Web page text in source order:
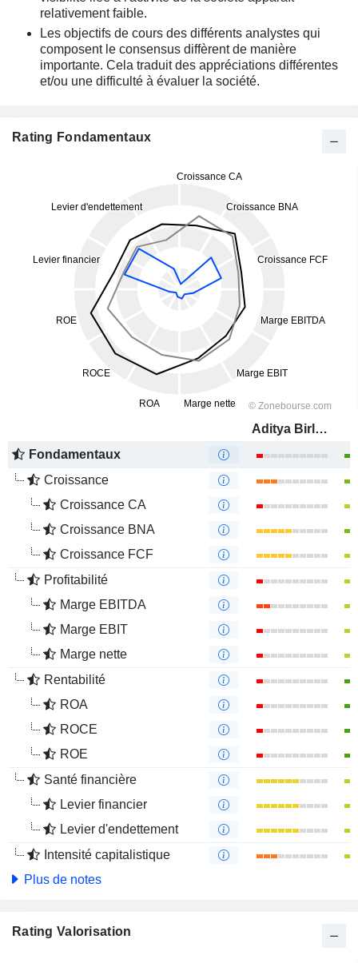
relativement faible.
Les objectifs de cours des différents analystes qui
composent le consensus diffèrent de manière
importante. Cela traduit des appréciations différentes
et/ou une difficulté à évaluer la société.
Rating Fondamentaux
Aditya Birla Fashion and Retail Limited
Fondamentaux
Croissance
Croissance CA
Croissance BNA
Croissance FCF
Profitabilité
Marge EBITDA
Marge EBIT
Marge nette
Rentabilité
ROA
ROCE
ROE
Santé financière
Levier financier
Levier d'endettement
Intensité capitalistique
Plus de notes
Rating Valorisation